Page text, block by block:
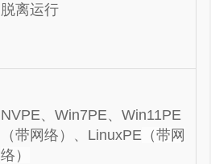
脱离运行
NVPE、Win7PE、Win11PE
（带网络）、LinuxPE （带网
络）